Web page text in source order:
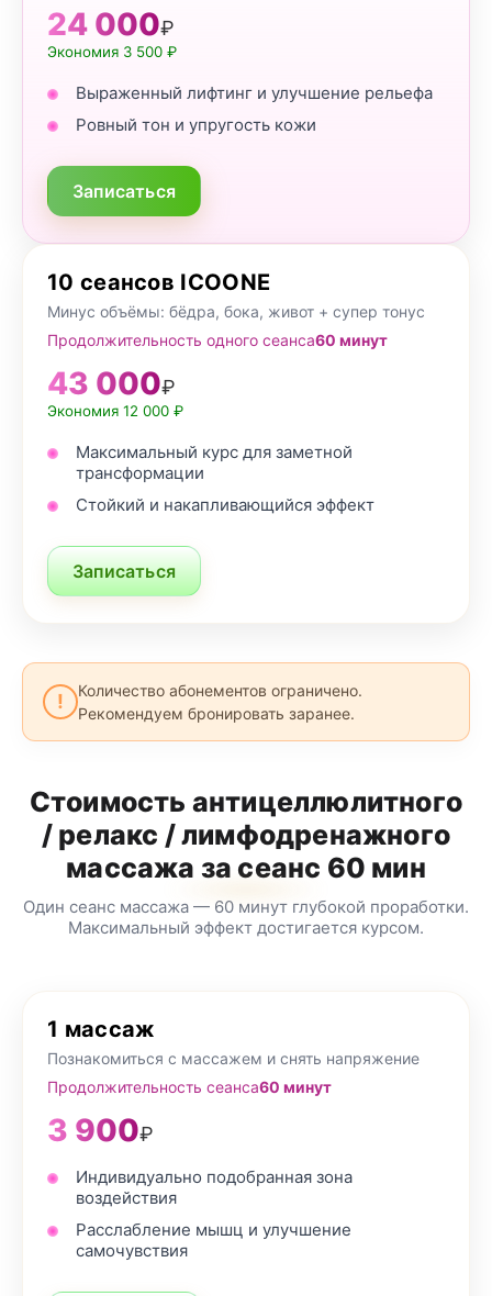
24 000₽
Экономия 3 500 ₽
Выраженный лифтинг и улучшение рельефа
Ровный тон и упругость кожи
Записаться
10 сеансов ICOONE
Минус объёмы: бёдра, бока, живот + супер тонус
Продолжительность одного сеанса60 минут
43 000₽
Экономия 12 000 ₽
Максимальный курс для заметной
трансформации
Стойкий и накапливающийся эффект
Записаться
!
Количество абонементов ограничено.
Рекомендуем бронировать заранее.
Стоимость антицеллюлитного
/ релакс / лимфодренажного
массажа за сеанс 60 мин
Один сеанс массажа — 60 минут глубокой проработки.
Максимальный эффект достигается курсом.
1 массаж
Познакомиться с массажем и снять напряжение
Продолжительность сеанса60 минут
3 900₽
Индивидуально подобранная зона
воздействия
Расслабление мышц и улучшение
самочувствия